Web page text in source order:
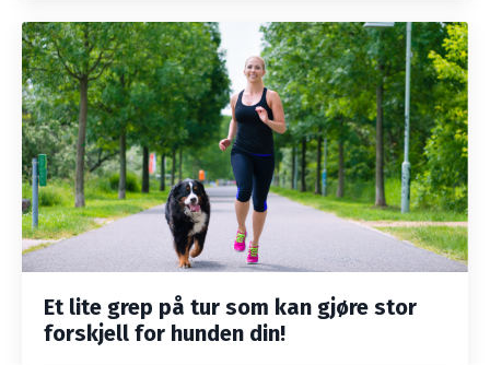
Et lite grep på tur som kan gjøre stor
forskjell for hunden din!